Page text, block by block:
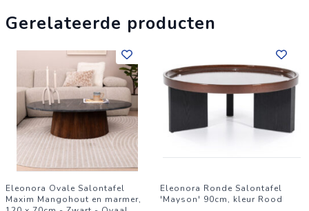
Gerelateerde producten
Eleonora Ovale Salontafel
Maxim Mangohout en marmer,
Eleonora Ronde Salontafel
'Mayson' 90cm, kleur Rood